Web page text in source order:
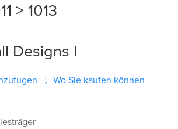
> 1013
Designs I
Wo Sie kaufen können